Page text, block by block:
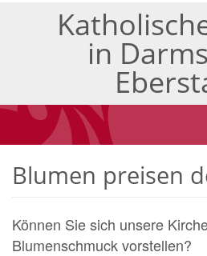
in
Blumen preisen
Können Sie sich unsere
Blumenschmuck vorstellen?